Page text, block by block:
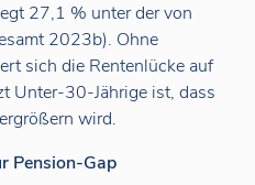
27,1 % unter der von
2023b). Ohne
sich die Rentenlücke auf
Unter-30-Jährige ist, dass
wird.
Pension-Gap